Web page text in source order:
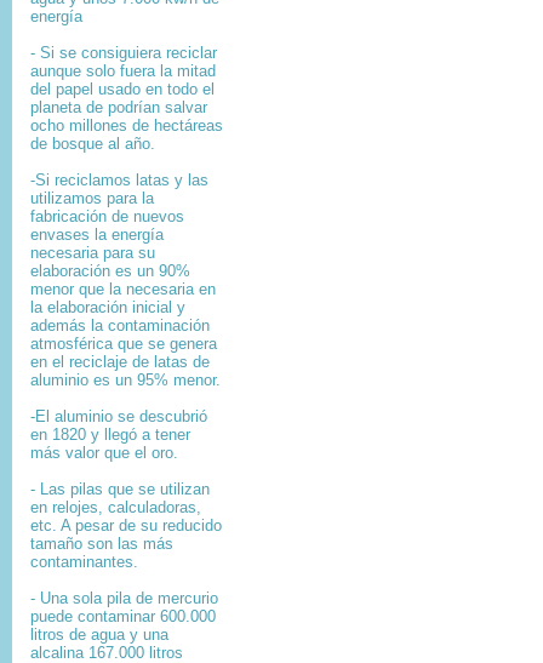
energía
- Si se consiguiera reciclar
aunque solo fuera la mitad
del papel usado en todo el
planeta de podrían salvar
ocho millones de hectáreas
de bosque al año.
-Si reciclamos latas y las
utilizamos para la
fabricación de nuevos
envases la energía
necesaria para su
elaboración es un 90%
menor que la necesaria en
la elaboración inicial y
además la contaminación
atmosférica que se genera
en el reciclaje de latas de
aluminio es un 95% menor.
-El aluminio se descubrió
en 1820 y llegó a tener
más valor que el oro.
- Las pilas que se utilizan
en relojes, calculadoras,
etc. A pesar de su reducido
tamaño son las más
contaminantes.
- Una sola pila de mercurio
puede contaminar 600.000
litros de agua y una
alcalina 167.000 litros